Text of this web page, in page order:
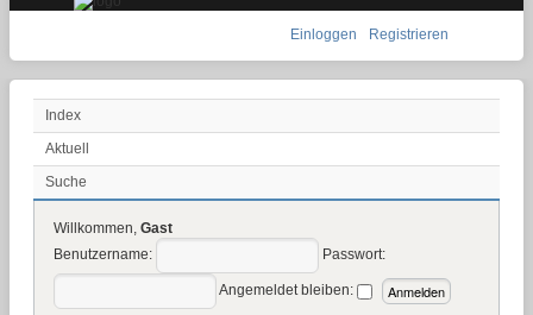
Einloggen Registrieren
Index
Aktuell
Suche
Willkommen, Gast
Benutzername:
Passwort:
Angemeldet bleiben: